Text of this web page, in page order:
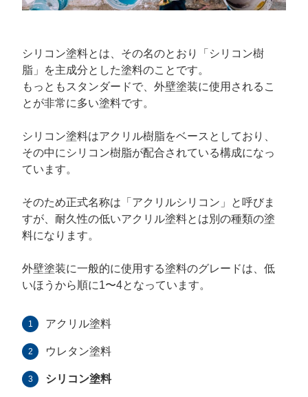
シリコン塗料とは、その名のとおり「シリコン樹
脂」を主成分とした塗料のことです。
もっともスタンダードで、外壁塗装に使用されるこ
とが非常に多い塗料です。
シリコン塗料はアクリル樹脂をベースとしており、
その中にシリコン樹脂が配合されている構成になっ
ています。
そのため正式名称は「アクリルシリコン」と呼びま
すが、耐久性の低いアクリル塗料とは別の種類の塗
料になります。
外壁塗装に一般的に使用する塗料のグレードは、低
いほうから順に1〜4となっています。
アクリル塗料
ウレタン塗料
シリコン塗料